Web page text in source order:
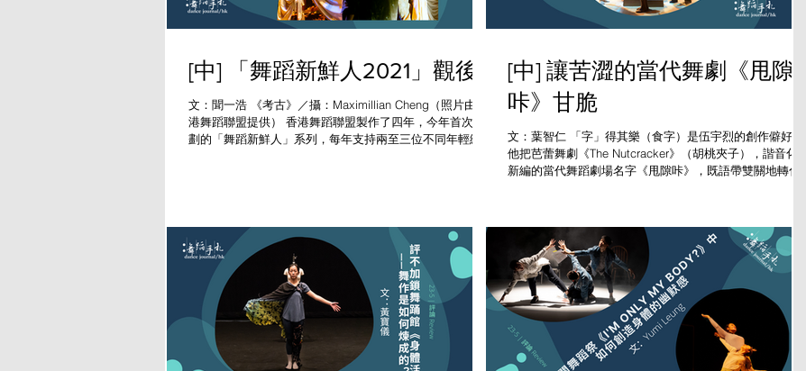
[中] 「舞蹈新鮮人2021」觀後
文：聞一浩 《考古》／攝：Maximillian Cheng（照片由香
港舞蹈聯盟提供） 香港舞蹈聯盟製作了四年，今年首次策
劃的「舞蹈新鮮人」系列，每年支持兩至三位不同年輕編舞
[中] 讓苦澀的當代舞劇《甩隙
咔》甘脆
文：葉智仁 「字」得其樂（食字）是伍宇烈的創作僻好。
他把芭蕾舞劇《The Nutcracker》（胡桃夾子），諧音化為
新編的當代舞蹈劇場名字《甩隙咔》，既語帶雙關地轉化傳